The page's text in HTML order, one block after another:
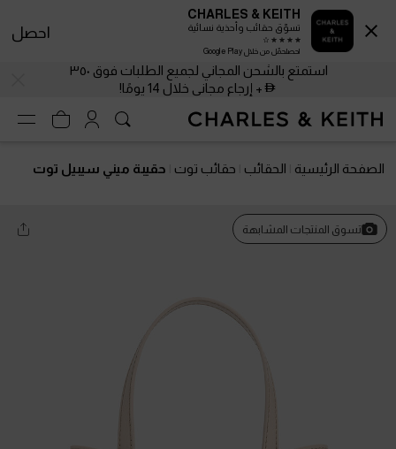
استمتع بالشحن المجاني لجميع الطلبات فوق ٣٥٠
+ إرجاع مجاني خلال 14 يومًا!
الصفحة الرئيسية الحقائب حقائب توت حقيبة ميني سيبيل توت
تسوق المنتجات المشابهة
CHARLES & KEITH
تسوّق حقائب وأحذية نسائية
احصلحمّل من خلال Google Play
احصل